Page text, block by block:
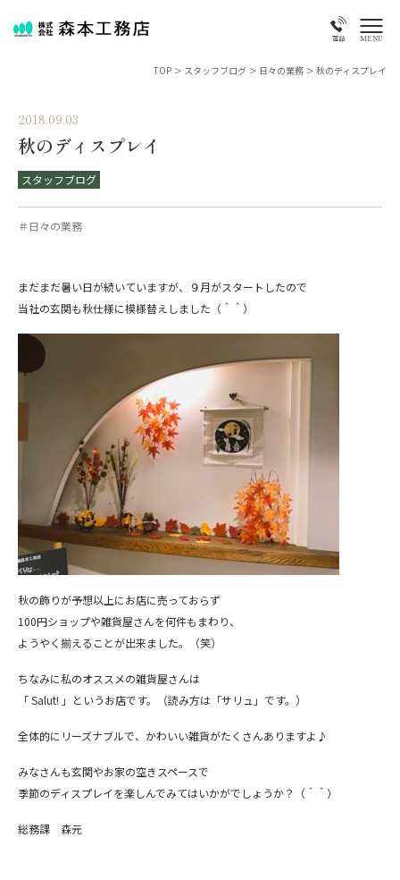
電話 MENU
TOP > スタッフブログ > 日々の業務 > 秋のディスプレイ
2018.09.03
秋のディスプレイ
スタッフブログ
＃日々の業務
まだまだ暑い日が続いていますが、９月がスタートしたので
当社の玄関も秋仕様に模様替えしました（＾＾）
秋の飾りが予想以上にお店に売っておらず
100円ショップや雑貨屋さんを何件もまわり、
ようやく揃えることが出来ました。（笑）
ちなみに私のオススメの雑貨屋さんは
「 Salut! 」というお店です。（読み方は「サリュ」です。）
全体的にリーズナブルで、かわいい雑貨がたくさんありますよ♪
みなさんも玄関やお家の空きスペースで
季節のディスプレイを楽しんでみてはいかがでしょうか？（＾＾）
総務課 森元